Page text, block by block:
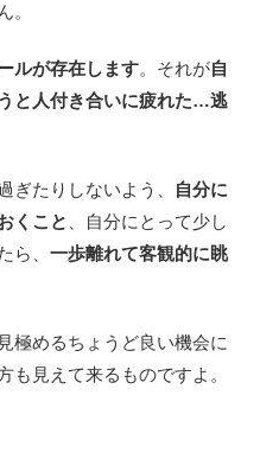
。
ルが存在します。それが自
と人付き合いに疲れた…逃
ぎたりしないよう、
自分に
くこと
、自分にとって少し
ら、 一歩離れて客観的に眺
極めるちょうど良い機会に
も見えて来るものですよ。